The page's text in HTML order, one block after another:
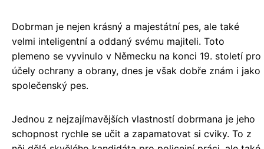
Dobrman je nejen krásný a majestátní pes, ale také
velmi inteligentní a oddaný svému majiteli. Toto
plemeno se vyvinulo v Německu na konci 19. století pro
účely ochrany a obrany, dnes je však dobře znám i jako
společenský pes.
Jednou z nejzajímavějších vlastností dobrmana je jeho
schopnost rychle se učit a zapamatovat si cviky. To z